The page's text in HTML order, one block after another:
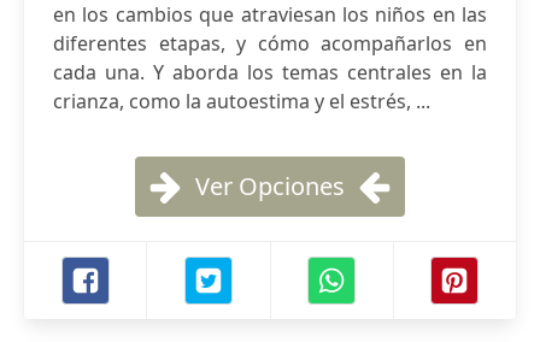
en los cambios que atraviesan los niños en las
diferentes etapas, y cómo acompañarlos en
cada una. Y aborda los temas centrales en la
crianza, como la autoestima y el estrés, ...
Ver Opciones